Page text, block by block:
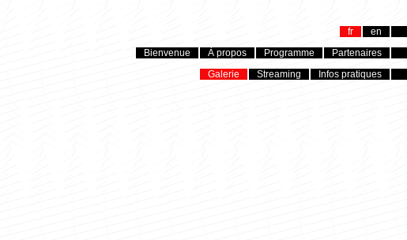
fr
en
Bienvenue
À propos Programme
Partenaires
Galerie
Streaming Infos pratiques